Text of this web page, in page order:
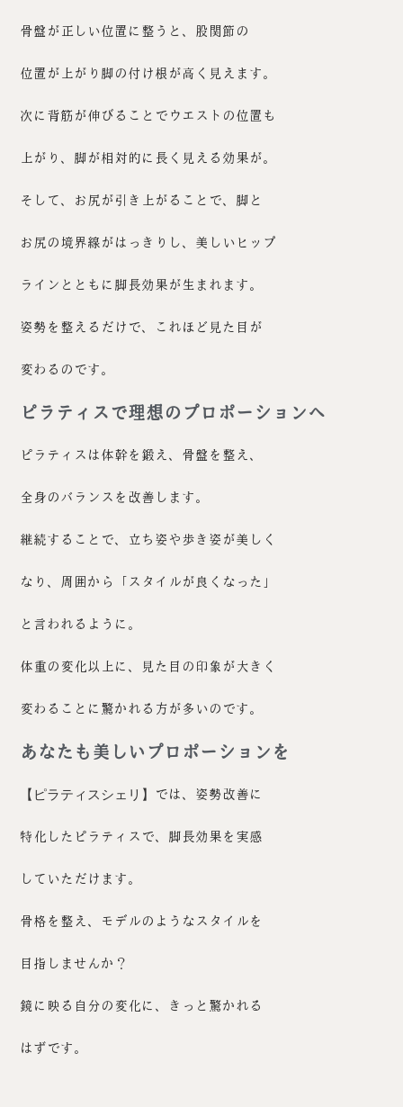
骨盤が正しい位置に整うと、股関節の
位置が上がり脚の付け根が高く見えます。
次に背筋が伸びることでウエストの位置も
上がり、脚が相対的に長く見える効果が。
そして、お尻が引き上がることで、脚と
お尻の境界線がはっきりし、美しいヒップ
ラインとともに脚長効果が生まれます。
姿勢を整えるだけで、これほど見た目が
変わるのです。
ピラティスで理想のプロポーションへ
ピラティスは体幹を鍛え、骨盤を整え、
全身のバランスを改善します。
継続することで、立ち姿や歩き姿が美しく
なり、周囲から「スタイルが良くなった」
と言われるように。
体重の変化以上に、見た目の印象が大きく
変わることに驚かれる方が多いのです。
あなたも美しいプロポーションを
【ピラティスシェリ】 では、姿勢改善に
特化したピラティスで、脚長効果を実感
していただけます。
骨格を整え、モデルのようなスタイルを
目指しませんか？
鏡に映る自分の変化に、きっと驚かれる
はずです。